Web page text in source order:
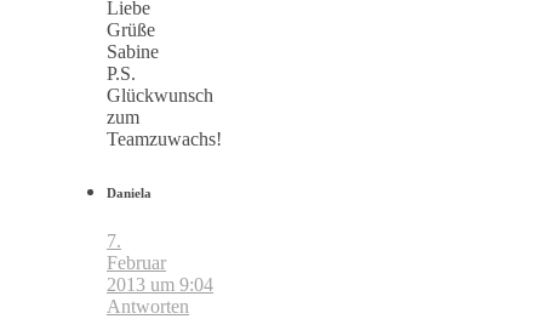
Liebe
Grüße
Sabine
P.S.
Glückwunsch
zum
Teamzuwachs!
Daniela
7.
Februar
2013 um 9:04
Antworten